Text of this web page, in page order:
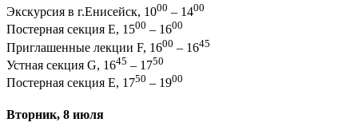
Экскурсия в г.Енисейск, 1000 – 1400
Постерная секция E, 1500 – 1600
Приглашенные лекции F, 1600 – 1645
Устная секция G, 1645 – 1750
Постерная секция E, 1750 – 1900
Вторник, 8 июля